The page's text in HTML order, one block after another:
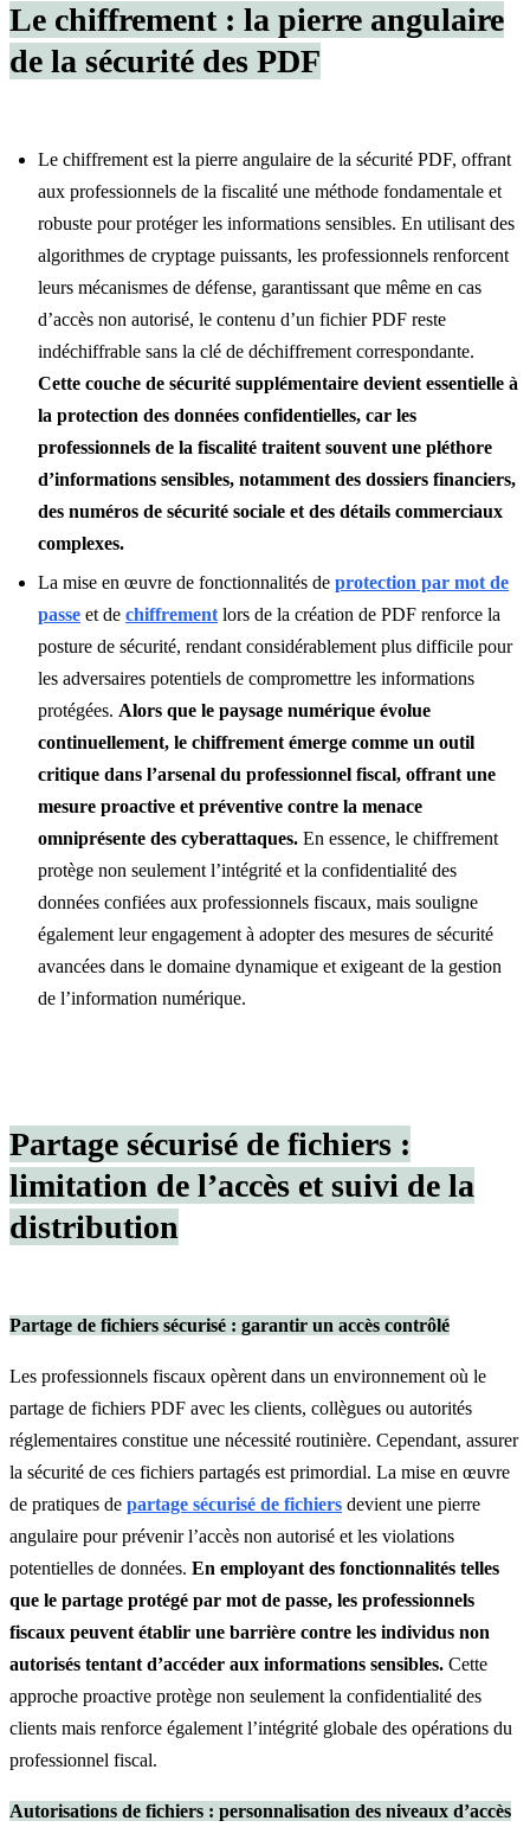
Le chiffrement : la pierre angulaire
de la sécurité des PDF
Le chiffrement est la pierre angulaire de la sécurité PDF, offrant
aux professionnels de la fiscalité une méthode fondamentale et
robuste pour protéger les informations sensibles. En utilisant des
algorithmes de cryptage puissants, les professionnels renforcent
leurs mécanismes de défense, garantissant que même en cas
d’accès non autorisé, le contenu d’un fichier PDF reste
indéchiffrable sans la clé de déchiffrement correspondante.
Cette couche de sécurité supplémentaire devient essentielle à
la protection des données confidentielles, car les
professionnels de la fiscalité traitent souvent une pléthore
d’informations sensibles, notamment des dossiers financiers,
des numéros de sécurité sociale et des détails commerciaux
complexes.
La mise en œuvre de fonctionnalités de protection par mot de
passe et de chiffrement lors de la création de PDF renforce la
posture de sécurité, rendant considérablement plus difficile pour
les adversaires potentiels de compromettre les informations
protégées. Alors que le paysage numérique évolue
continuellement, le chiffrement émerge comme un outil
critique dans l’arsenal du professionnel fiscal, offrant une
mesure proactive et préventive contre la menace
omniprésente des cyberattaques. En essence, le chiffrement
protège non seulement l’intégrité et la confidentialité des
données confiées aux professionnels fiscaux, mais souligne
également leur engagement à adopter des mesures de sécurité
avancées dans le domaine dynamique et exigeant de la gestion
de l’information numérique.
Partage sécurisé de fichiers :
limitation de l’accès et suivi de la
distribution
Partage de fichiers sécurisé : garantir un accès contrôlé
Les professionnels fiscaux opèrent dans un environnement où le
partage de fichiers PDF avec les clients, collègues ou autorités
réglementaires constitue une nécessité routinière. Cependant, assurer
la sécurité de ces fichiers partagés est primordial. La mise en œuvre
de pratiques de partage sécurisé de fichiers devient une pierre
angulaire pour prévenir l’accès non autorisé et les violations
potentielles de données. En employant des fonctionnalités telles
que le partage protégé par mot de passe, les professionnels
fiscaux peuvent établir une barrière contre les individus non
autorisés tentant d’accéder aux informations sensibles. Cette
approche proactive protège non seulement la confidentialité des
clients mais renforce également l’intégrité globale des opérations du
professionnel fiscal.
Autorisations de fichiers : personnalisation des niveaux d’accès